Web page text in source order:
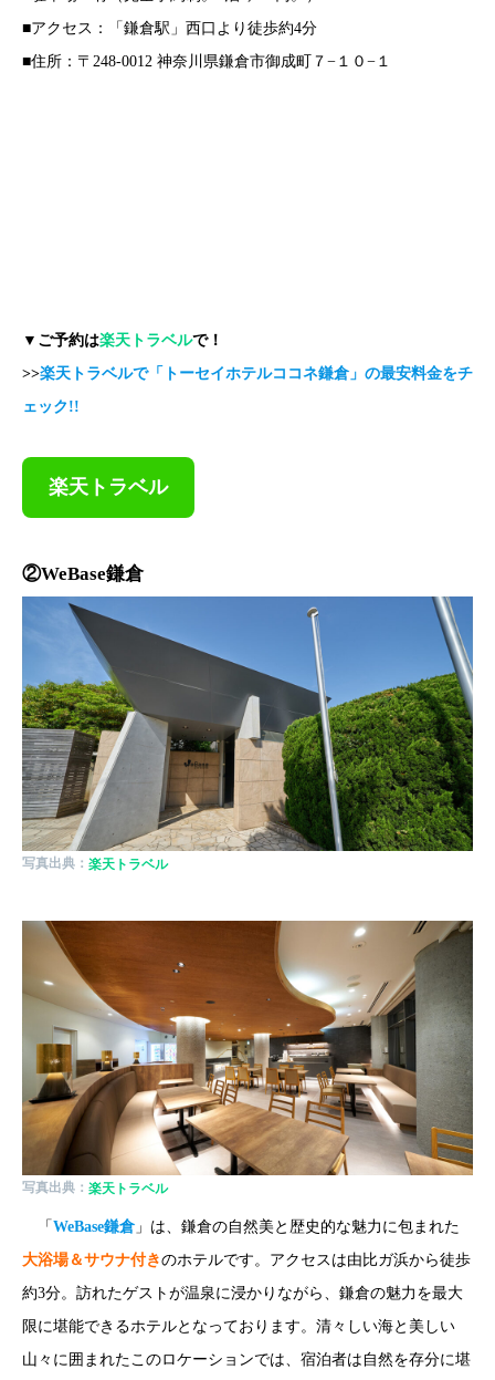
■アクセス：「鎌倉駅」西口より徒歩約4分
■住所：〒248-0012 神奈川県鎌倉市御成町７−１０−１
▼ご予約は楽天トラベルで！
>>楽天トラベルで「トーセイホテルココネ鎌倉」の最安料金をチ
ェック!!
楽天トラベル
②WeBase鎌倉
写真出典： 楽天トラベル
写真出典： 楽天トラベル
「 WeBase鎌倉 」は、鎌倉の自然美と歴史的な魅力に包まれた
大浴場＆サウナ付きのホテルです。アクセスは由比ガ浜から徒歩
約3分。訪れたゲストが温泉に浸かりながら、鎌倉の魅力を最大
限に堪能できるホテルとなっております。清々しい海と美しい
山々に囲まれたこのロケーションでは、宿泊者は自然を存分に堪